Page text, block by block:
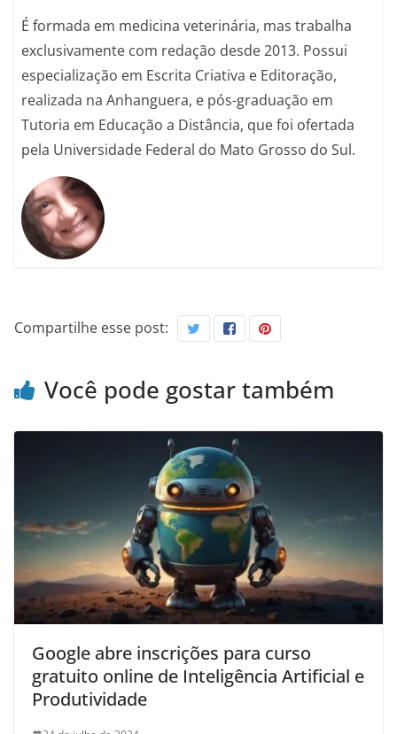
É formada em medicina veterinária, mas trabalha
exclusivamente com redação desde 2013. Possui
especialização em Escrita Criativa e Editoração,
realizada na Anhanguera, e pós-graduação em
Tutoria em Educação a Distância, que foi ofertada
pela Universidade Federal do Mato Grosso do Sul.
Compartilhe esse post:
Você pode gostar também
Google abre inscrições para curso
gratuito online de Inteligência Artificial e
Produtividade